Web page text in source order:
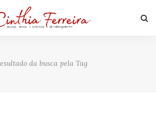
da busca pela Tag